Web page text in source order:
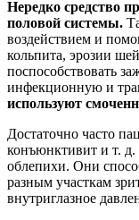
Нередко средство
половой системы.
воздействием и
кольпита, эрозии
поспособствовать
инфекционную и
используют
Достаточно часто
конъюнктивит и т. д.
облепихи. Они
разным участкам
внутриглазное